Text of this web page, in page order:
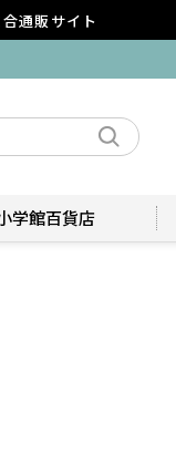
通販サイト
学館百貨店